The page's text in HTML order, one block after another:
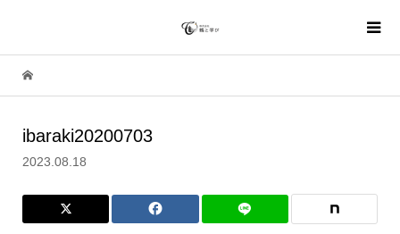
ibaraki20200703
2023.08.18